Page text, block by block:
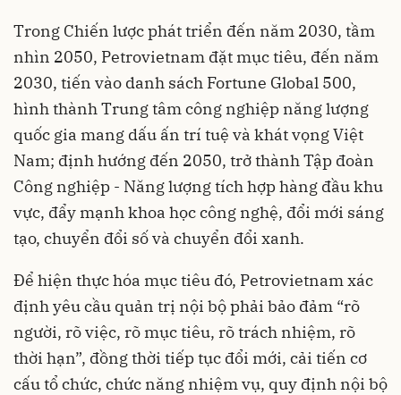
Trong Chiến lược phát triển đến năm 2030, tầm
nhìn 2050, Petrovietnam đặt mục tiêu, đến năm
2030, tiến vào danh sách Fortune Global 500,
hình thành Trung tâm công nghiệp năng lượng
quốc gia mang dấu ấn trí tuệ và khát vọng Việt
Nam; định hướng đến 2050, trở thành Tập đoàn
Công nghiệp - Năng lượng tích hợp hàng đầu khu
vực, đẩy mạnh khoa học công nghệ, đổi mới sáng
tạo, chuyển đổi số và chuyển đổi xanh.
Để hiện thực hóa mục tiêu đó, Petrovietnam xác
định yêu cầu quản trị nội bộ phải bảo đảm “rõ
người, rõ việc, rõ mục tiêu, rõ trách nhiệm, rõ
thời hạn”, đồng thời tiếp tục đổi mới, cải tiến cơ
cấu tổ chức, chức năng nhiệm vụ, quy định nội bộ